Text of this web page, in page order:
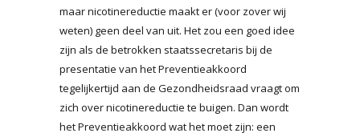
maar nicotinereductie maakt er (voor zover wij
weten) geen deel van uit. Het zou een goed idee
zijn als de betrokken staatssecretaris bij de
presentatie van het Preventieakkoord
tegelijkertijd aan de Gezondheidsraad vraagt om
zich over nicotinereductie te buigen. Dan wordt
het Preventieakkoord wat het moet zijn: een